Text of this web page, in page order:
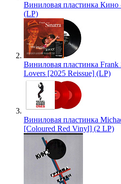
Виниловая пластинка
(LP)
Виниловая пластинка Frank
Lovers [2025 Reissue] (LP)
Виниловая пластинка
[Coloured Red Vinyl] (2 LP)